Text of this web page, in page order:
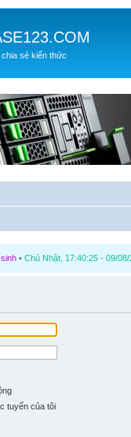
chia sẻ kiến thức
• Chủ Nhật, 17:40:25 - 09/08/
tuyến của tôi